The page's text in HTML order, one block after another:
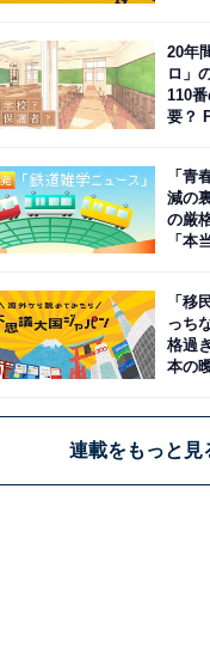
20年
ロ」
110
要？
「青
減の
の厳
「本
「移
っち
格過
本の
連載をもっと見